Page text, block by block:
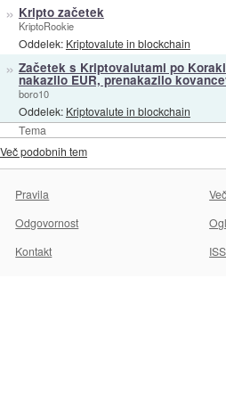
Tema
» Kripto začetek
KriptoRookie
Oddelek: Kriptovalute in blockchain
» Začetek s Kriptovalutami po
nakazilo EUR, prenakazilo
boro10
Oddelek: Kriptovalute in blockchain
Več podobnih tem
Pravila
Odgovornost
Kontakt